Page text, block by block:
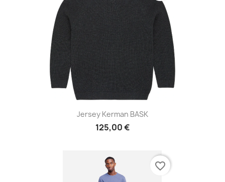
Jersey Kerman BASK
125,00 €
favorite_border